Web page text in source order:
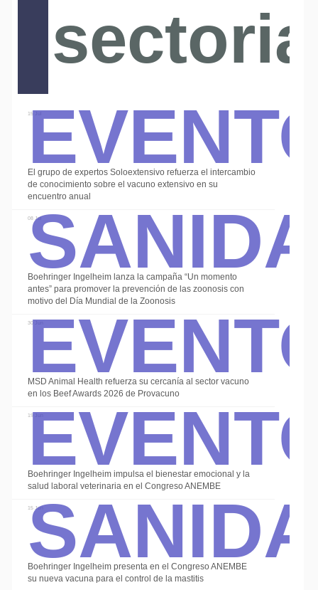
15 Jul
El grupo de expertos Soloextensivo refuerza el intercambio
de conocimiento sobre el vacuno extensivo en su
encuentro anual
08 Jul
Boehringer Ingelheim lanza la campaña “Un momento
antes” para promover la prevención de las zoonosis con
motivo del Día Mundial de la Zoonosis
30 Jun
MSD Animal Health refuerza su cercanía al sector vacuno
en los Beef Awards 2026 de Provacuno
19 Jun
Boehringer Ingelheim impulsa el bienestar emocional y la
salud laboral veterinaria en el Congreso ANEMBE
15 Jun
Boehringer Ingelheim presenta en el Congreso ANEMBE
su nueva vacuna para el control de la mastitis